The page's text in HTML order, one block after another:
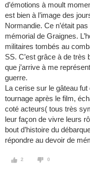
d’émotions à moult
est bien à l’image des
Normandie. Ce n’était
mémorial de Graignes.
militaires tombés au
SS. C’est grâce à de
que j’arrive à me
guerre.
La cerise sur le gâteau fut
tournage après le film,
coté acteurs( tous très
leur façon de vivre leurs
bout d’histoire du
répondre au devoir de
2 0